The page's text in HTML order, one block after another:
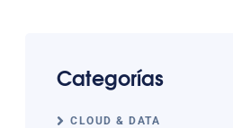
Categorías
CLOUD & DATA